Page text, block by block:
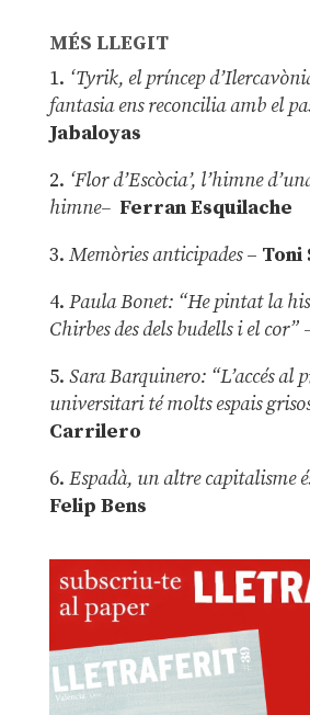
MÉS LLEGIT
1. ‘Tyrik, el príncep
fantasia ens reconcilia amb el
Jabaloyas
2. ‘Flor d’Escòcia’, l’himne
himne– Ferran Esquilache
3. Memòries anticipades– Toni
4. Paula Bonet: “He pintat la
Chirbes des dels budells i el cor”
5. Sara Barquinero: “L’accés al
universitari té molts espais
Carrilero
6. Espadà, un altre capitalisme
Felip Bens